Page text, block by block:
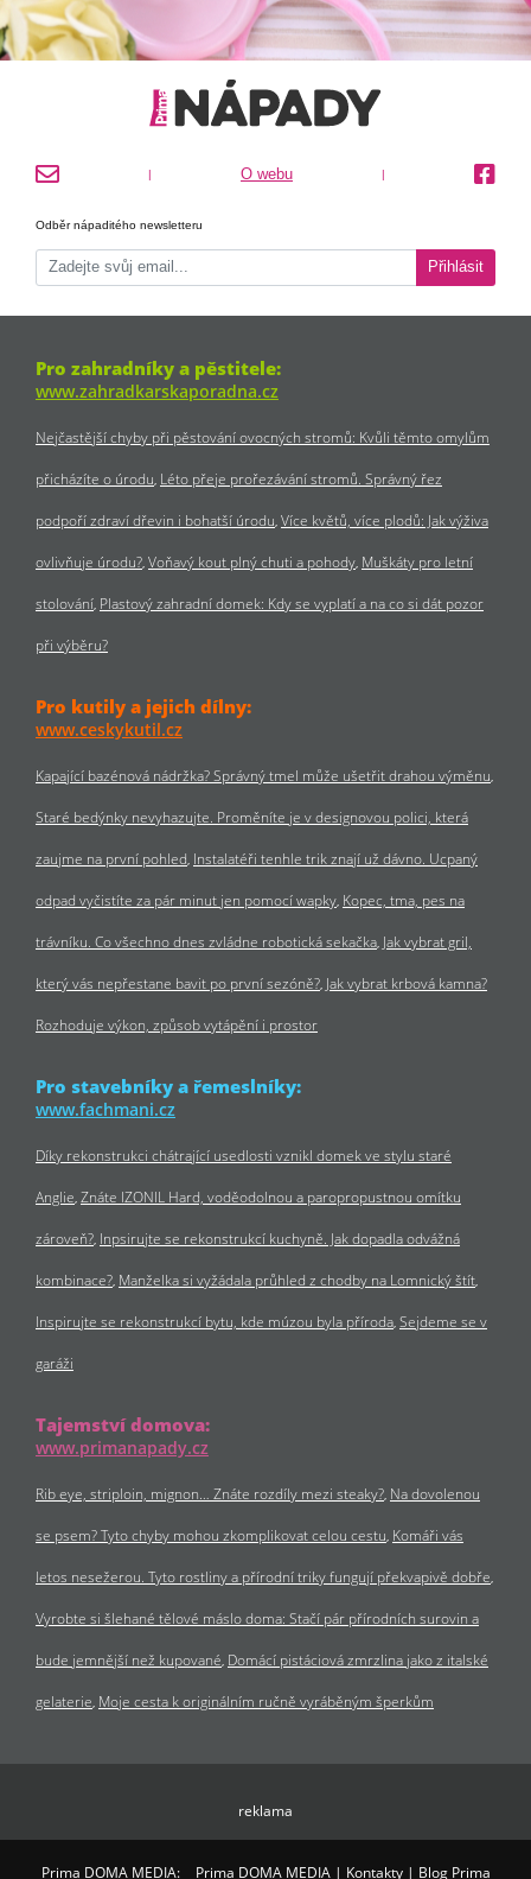
| O webu |
Odběr nápaditého newsletteru
Přihlásit
Pro zahradníky a pěstitele:
www.zahradkarskaporadna.cz
Nejčastější chyby při pěstování ovocných stromů: Kvůli těmto omylům
přicházíte o úrodu Léto přeje prořezávání stromů. Správný řez
podpoří zdraví dřevin i bohatší úrodu Více květů, více plodů: Jak výživa
ovlivňuje úrodu? Voňavý kout plný chuti a pohody Muškáty pro letní
stolování Plastový zahradní domek: Kdy se vyplatí a na co si dát pozor
při výběru?
Pro kutily a jejich dílny:
www.ceskykutil.cz
Kapající bazénová nádržka? Správný tmel může ušetřit drahou výměnu
Staré bedýnky nevyhazujte. Proměníte je v designovou polici, která
zaujme na první pohled Instalatéři tenhle trik znají už dávno. Ucpaný
odpad vyčistíte za pár minut jen pomocí wapky Kopec, tma, pes na
trávníku. Co všechno dnes zvládne robotická sekačka Jak vybrat gril,
který vás nepřestane bavit po první sezóně? Jak vybrat krbová kamna?
Rozhoduje výkon, způsob vytápění i prostor
Pro stavebníky a řemeslníky:
www.fachmani.cz
Díky rekonstrukci chátrající usedlosti vznikl domek ve stylu staré
Anglie Znáte IZONIL Hard, voděodolnou a paropropustnou omítku
zároveň? Inpsirujte se rekonstrukcí kuchyně. Jak dopadla odvážná
kombinace? Manželka si vyžádala průhled z chodby na Lomnický štít
Inspirujte se rekonstrukcí bytu, kde múzou byla příroda Sejdeme se v
garáži
Tajemství domova:
www.primanapady.cz
Rib eye, striploin, mignon… Znáte rozdíly mezi steaky? Na dovolenou
se psem? Tyto chyby mohou zkomplikovat celou cestu Komáři vás
letos nesežerou. Tyto rostliny a přírodní triky fungují překvapivě dobře
Vyrobte si šlehané tělové máslo doma: Stačí pár přírodních surovin a
bude jemnější než kupované Domácí pistáciová zmrzlina jako z italské
gelaterie Moje cesta k originálním ručně vyráběným šperkům
reklama
Prima DOMA MEDIA: Prima DOMA MEDIA| Kontakty| Blog Prima